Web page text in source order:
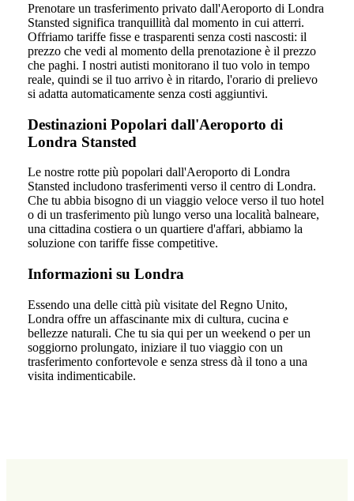
Prenotare un trasferimento privato dall'Aeroporto di Londra
Stansted significa tranquillità dal momento in cui atterri.
Offriamo tariffe fisse e trasparenti senza costi nascosti: il
prezzo che vedi al momento della prenotazione è il prezzo
che paghi. I nostri autisti monitorano il tuo volo in tempo
reale, quindi se il tuo arrivo è in ritardo, l'orario di prelievo
si adatta automaticamente senza costi aggiuntivi.
Destinazioni Popolari dall'Aeroporto di
Londra Stansted
Le nostre rotte più popolari dall'Aeroporto di Londra
Stansted includono trasferimenti verso il centro di Londra.
Che tu abbia bisogno di un viaggio veloce verso il tuo hotel
o di un trasferimento più lungo verso una località balneare,
una cittadina costiera o un quartiere d'affari, abbiamo la
soluzione con tariffe fisse competitive.
Informazioni su Londra
Essendo una delle città più visitate del Regno Unito,
Londra offre un affascinante mix di cultura, cucina e
bellezze naturali. Che tu sia qui per un weekend o per un
soggiorno prolungato, iniziare il tuo viaggio con un
trasferimento confortevole e senza stress dà il tono a una
visita indimenticabile.